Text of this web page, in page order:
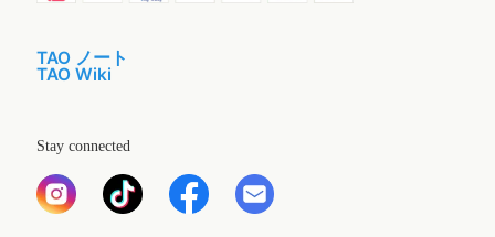
TAO ノート
TAO Wiki
Stay connected